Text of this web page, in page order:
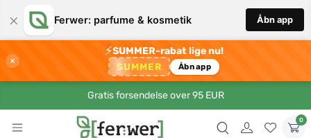
× Ferwer: parfume & kosmetik Åbn app
×
⚡SUMMER-rabat lige nu!
SUMMER Åbn app
Gratis forsendelse over 95 EUR
0